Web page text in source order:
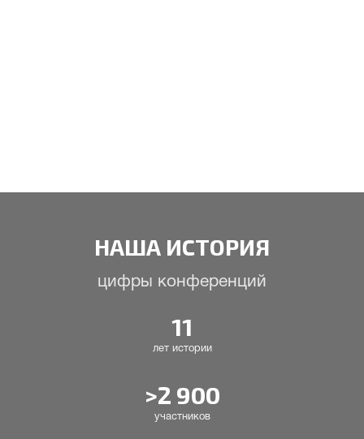
НАША ИСТОРИЯ
цифры конференций
11
лет истории
>2 900
участников